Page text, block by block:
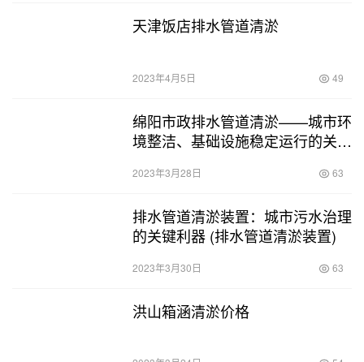
天津饭店排水管道清淤
2023年4月5日 49
绵阳市政排水管道清淤——城市环
境整洁、基础设施稳定运行的关键
2023年3月28日 63
排水管道清淤装置：城市污水治理
的关键利器 (排水管道清淤装置)
2023年3月30日 63
洪山箱涵清淤价格